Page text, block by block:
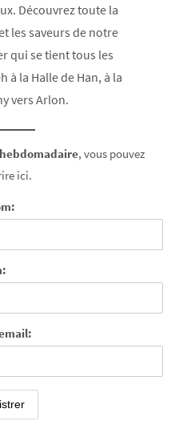
Découvrez toute la
les saveurs de notre
qui se tient tous les
à la Halle de Han, à la
vers Arlon.
, vous pouvez
ici.